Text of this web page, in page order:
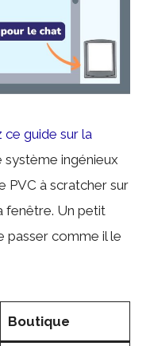
guide sur la
système ingénieux
PVC à scratcher sur
fenêtre. Un petit
passer comme il le
Boutique